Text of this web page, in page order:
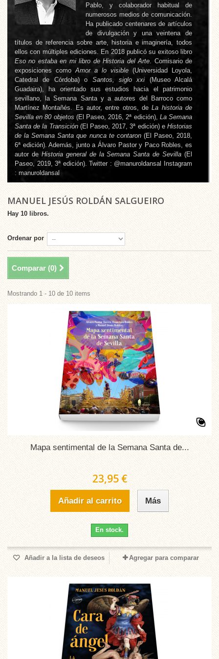
Pablo, y colaborador habitual de
numerosos medios de comunicación.
Ha publicado centenares de artículos
de divulgación y una veintena de
títulos de referencia sobre arte, historia e imaginería, todos
ellos con múltiples ediciones. En 2018 publicó su exitoso libro
Eso no estaba en mi libro de Historia del Arte. Comisario de
exposiciones comoAmor a lo visible (Universidad Loyola,
Catedral de Córdoba) o Santos, siglo xxi (Museo Alcalá
Guadaira), ha orientado sus estudios hacia el patrimonio
sevillano, la Semana Santa y a autores del Barroco como
Martínez Montañés. Es autor, entre otros, de La historia de
Sevilla en 80 objetos (El Paseo, 2016, 2ª edición), La Semana
Santa de la Transición(El Paseo, 2017, 3ª edición) eHistorias
de la Semana Santa que nunca te contaron(El Paseo, 2018,
6ª edición). Además, junto a Álvaro Pastor y Paco Robles, es
autor de Historia general de la Semana Santa de Sevilla (El
Paseo, 2019, 3ª edición). Twitter : @manuroldansal Instagram
: manuroldansal
MANUEL JESÚS ROLDÁN SALGUEIRO
Hay 10 libros.
Ordenar por
Comparar (0)
Mostrando 1 - 10 de 10 items
Mapa sentimental de la Semana Santa de...
23,95 €
Añadir al carrito Más
En stock.
Añadir a la lista de deseos Agregar para comparar